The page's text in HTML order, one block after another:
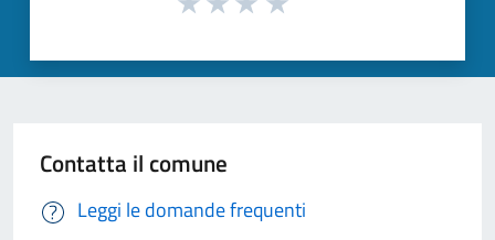
Contatta il comune
Leggi le domande frequenti